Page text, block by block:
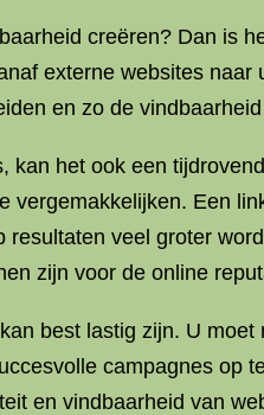
creëren? Dan is
externe websites
en zo de
kan het ook een
vergemakkelijken. Een
resultaten veel groter
zijn voor de online
best lastig zijn. U
campagnes op
en vindbaarheid van